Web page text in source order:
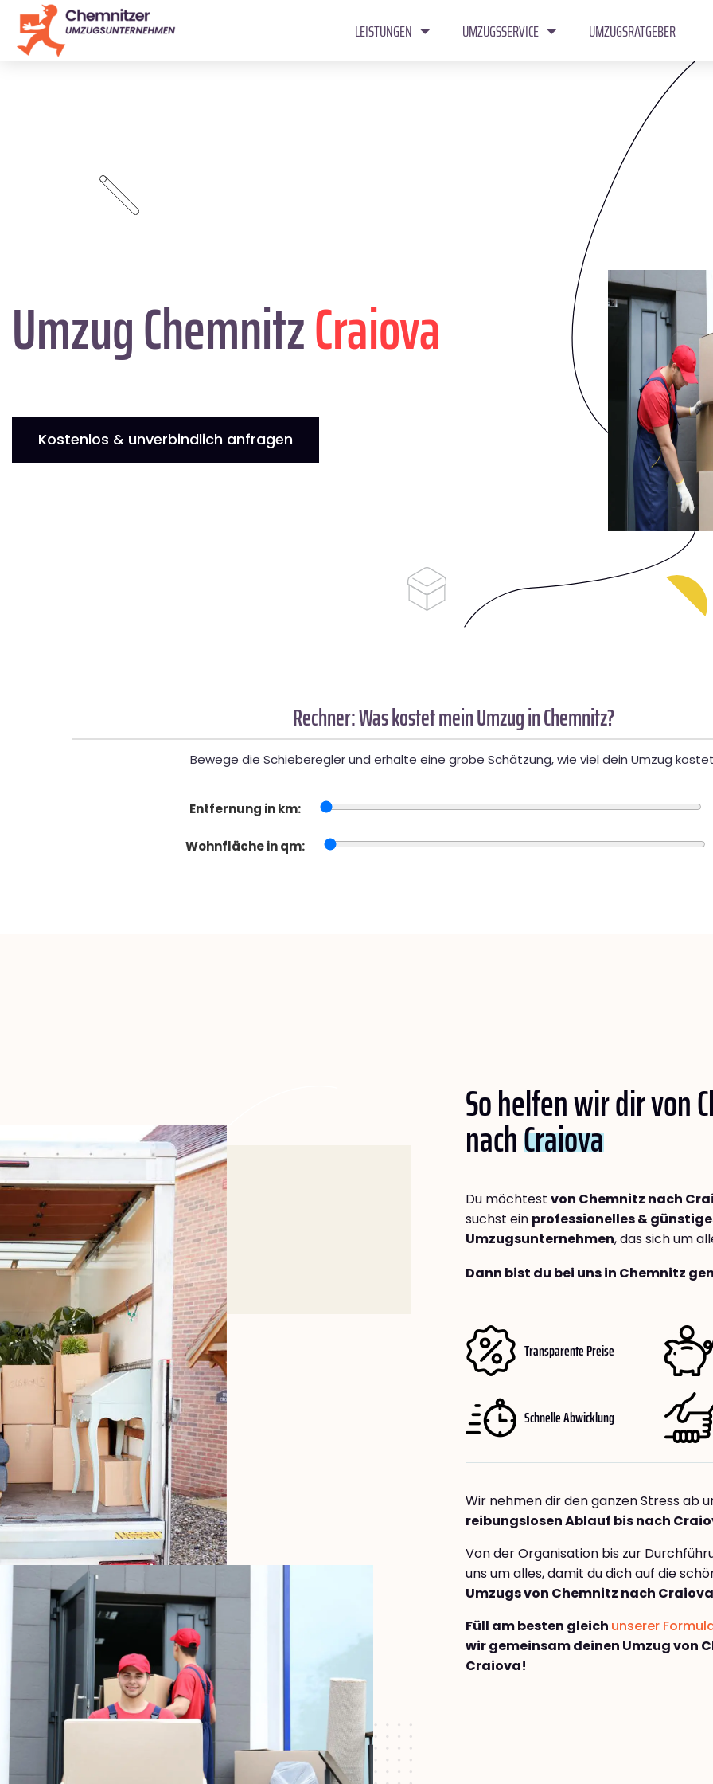
LEISTUNGEN UMZUGSSERVICE UMZUGSRATGEBER
Umzug ChemnitzCraiova
Kostenlos & unverbindlich anfragen
Rechner: Was kostet mein Umzug in Chemnitz?
Bewege die Schieberegler und erhalte eine grobe Schätzung, wie viel dein Umzug
Entfernung in km:
Wohnfläche in qm:
So helfen wir dir von
nachCraiova
Du möchtest von Chemnitz nach
suchst ein professionelles &
Umzugsunternehmen, das sich um
Dann bist du bei uns in Chemnitz
Transparente Preise
Schnelle Abwicklung
Wir nehmen dir den ganzen Stress ab
reibungslosen Ablauf bis nach
Von der Organisation bis zur
uns um alles, damit du dich auf die
Umzugs von Chemnitz nach Craiova
Füll am besten gleich unserer
wir gemeinsam deinen Umzug von
Craiova!